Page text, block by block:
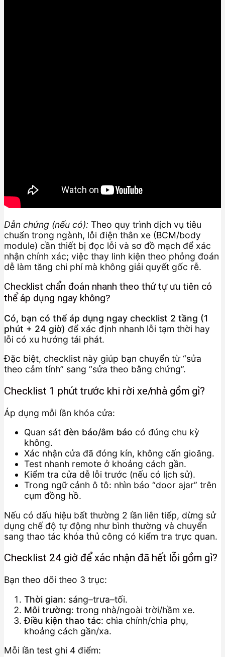
Dẫn chứng (nếu có): Theo quy trình dịch vụ tiêu
chuẩn trong ngành, lỗi điện thân xe (BCM/body
module) cần thiết bị đọc lỗi và sơ đồ mạch để xác
nhận chính xác; việc thay linh kiện theo phỏng đoán
dễ làm tăng chi phí mà không giải quyết gốc rễ.
Checklist chẩn đoán nhanh theo thứ tự ưu tiên có
thể áp dụng ngay không?
Có, bạn có thể áp dụng ngay checklist 2 tầng (1
phút + 24 giờ) để xác định nhanh lỗi tạm thời hay
lỗi có xu hướng tái phát.
Đặc biệt, checklist này giúp bạn chuyển từ “sửa
theo cảm tính” sang “sửa theo bằng chứng”.
Checklist 1 phút trước khi rời xe/nhà gồm gì?
Áp dụng mỗi lần khóa cửa:
Quan sát đèn báo/âm báo có đúng chu kỳ
không.
Xác nhận cửa đã đóng kín, không cấn gioăng.
Test nhanh remote ở khoảng cách gần.
Kiểm tra cửa dễ lỗi trước (nếu có lịch sử).
Trong ngữ cảnh ô tô: nhìn báo “door ajar” trên
cụm đồng hồ.
Nếu có dấu hiệu bất thường 2 lần liên tiếp, dừng sử
dụng chế độ tự động như bình thường và chuyển
sang thao tác khóa thủ công có kiểm tra trực quan.
Checklist 24 giờ để xác nhận đã hết lỗi gồm gì?
Bạn theo dõi theo 3 trục:
Thời gian: sáng–trưa–tối.
Môi trường: trong nhà/ngoài trời/hầm xe.
Điều kiện thao tác: chìa chính/chìa phụ,
khoảng cách gần/xa.
Mỗi lần test ghi 4 điểm: